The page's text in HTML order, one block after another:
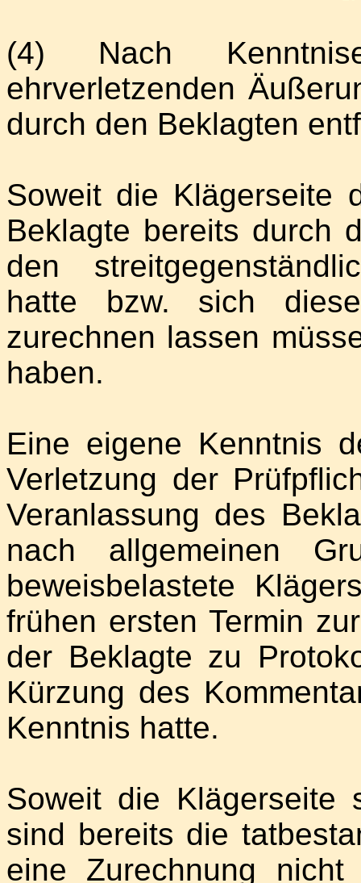
(4) Nach
ehrverletzenden
durch den Beklagten
Soweit die Klägerseite
Beklagte bereits durch
den
hatte bzw. sich
zurechnen lassen
haben.
Eine eigene Kenntnis
Verletzung der
Veranlassung des
nach allgemeinen
beweisbelastete
frühen ersten Termin
der Beklagte zu
Kürzung des
Kenntnis hatte.
Soweit die
sind bereits die
eine Zurechnung